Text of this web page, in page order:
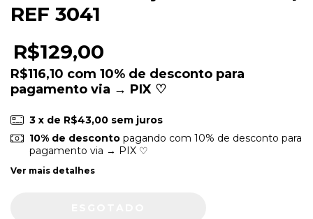
REF 3041
R$129,00
R$116,10 com 10% de desconto para
pagamento via → PIX ♡
3 x de R$43,00 sem juros
10% de descontopagando com 10% de desconto para
pagamento via → PIX ♡
Ver mais detalhes